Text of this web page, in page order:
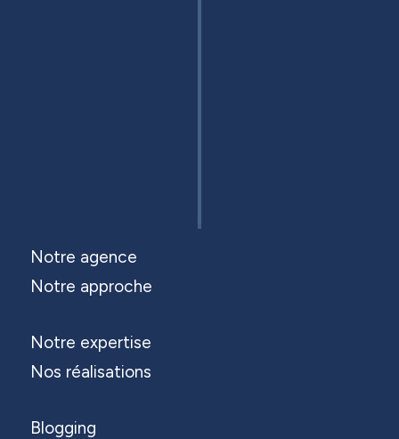
Notre agence
Notre approche
Notre expertise
Nos réalisations
Blogging